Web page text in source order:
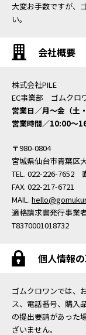
大変お手数ですが、
い。
会社概要
株式会社PILE
EC事業部 ゴムクロ
営業日／月〜金（土
営業時間／10:00〜
〒980-0804
宮城県仙台市青葉区
TEL. 022-226-7652
FAX. 022-217-6721
MAIL.
適格請求書発行事業
T8370001018732
個人情報
ゴムクロワンでは、
ス、電話番号、購入
の提出要請があった
ざいません。